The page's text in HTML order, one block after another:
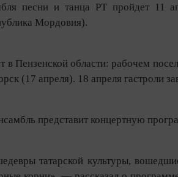
песни и танца РТ пройдет 11
Мордовия).
в Пензенской области: рабочем
(17 апреля). 18 апреля гастроли
представит концертную
татарской культуры,